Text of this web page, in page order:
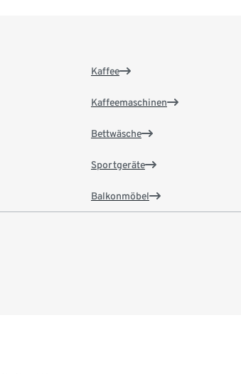
Kaffee
Kaffeemaschinen
Bettwäsche
Sportgeräte
Balkonmöbel